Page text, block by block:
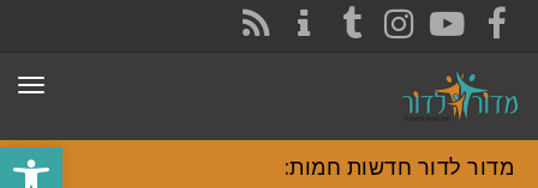
פתח
FACEBOOK
YOUTUBE
INSTAGRAM
TUMBLR
מדור לדור חדשות חמות: